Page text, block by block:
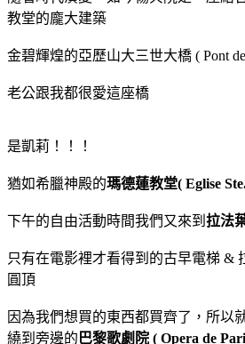
教堂的龐大建築
金碧輝煌的亞歷山大三世大橋 ( Pont
老公跟我都很愛這座橋
是凱莉！！！
猶如希臘神殿的瑪德蓮教堂( Eglise
下午的自由活動時間我們又來到 拉法
只有在電影裡才看得到的古早電梯 &
圓頂
因為我們想買的東西都買齊了，所以
繞到旁邊的 巴黎歌劇院 ( Opera de